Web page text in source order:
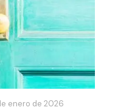
enero de 2026